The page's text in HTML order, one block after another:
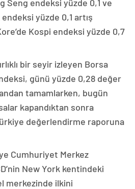
Seng endeksi yüzde 0,1 ve
yüzde 0,1 artış
Kospi endeksi yüzde 0,7
bir seyir izleyen Borsa
günü yüzde 0,28 değer
tamamlarken, bugün
kapandıktan sonra
değerlendirme raporuna
Cumhuriyet Merkez
New York kentindeki
merkezinde ilkini